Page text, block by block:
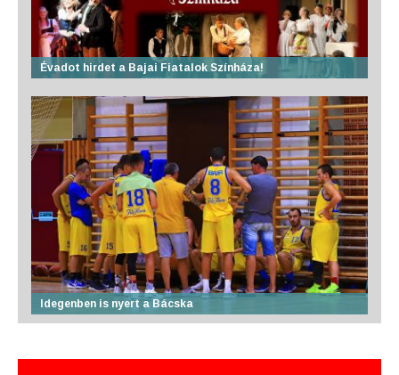
Évadot hirdet a Bajai Fiatalok Színháza!
Idegenben is nyert a Bácska